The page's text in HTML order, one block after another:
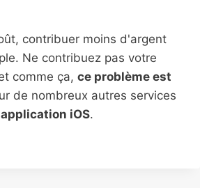
contribuer moins d'argent
Ne contribuez pas votre
comme ça, ce problème est
de nombreux autres services
iOS.